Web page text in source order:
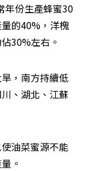
年份生產蜂蜜30
的40%，洋槐
30%左右。
，南方持續低
、湖北、江蘇
油菜蜜源不能
。